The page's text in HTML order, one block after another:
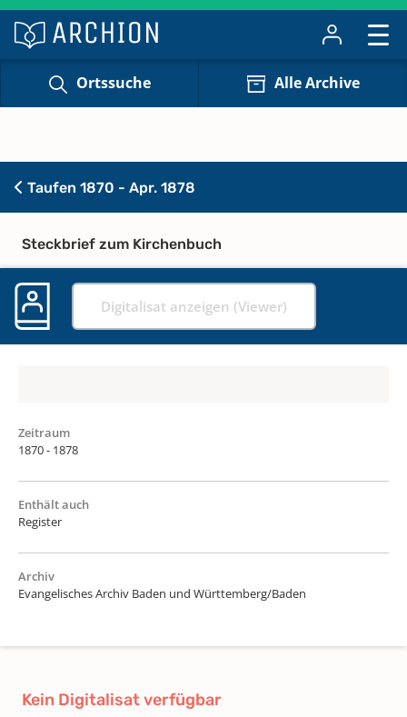
Ortssuche Alle Archive
Taufen 1870 - Apr. 1878
Steckbrief zum Kirchenbuch
Digitalisat anzeigen (Viewer)
Zeitraum
1870 - 1878
Enthält auch
Register
Archiv
Evangelisches Archiv Baden und Württemberg/Baden
Kein Digitalisat verfügbar